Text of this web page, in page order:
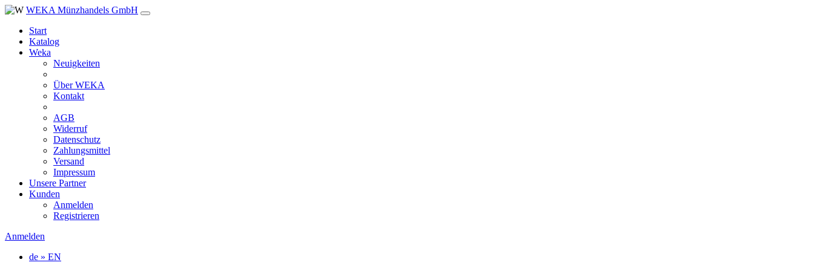
WEKA Münzhandels GmbH
Start
Katalog
Weka
Neuigkeiten
Über WEKA
Kontakt
AGB
Widerruf
Datenschutz
Zahlungsmittel
Versand
Impressum
Unsere Partner
Kunden
Anmelden
Registrieren
Anmelden
de » EN